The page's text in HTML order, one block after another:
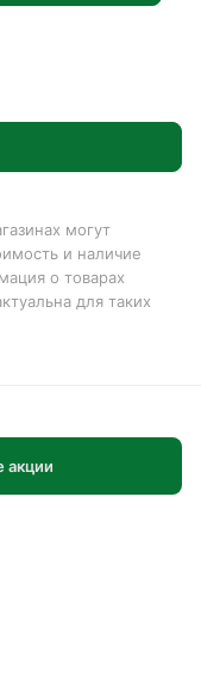
могут
и наличие
о товарах
для таких
акции